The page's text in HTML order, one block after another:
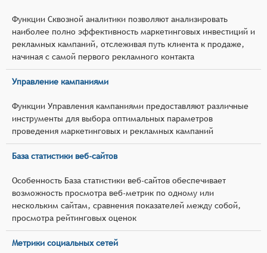
Функции Сквозной аналитики позволяют анализировать
наиболее полно эффективность маркетинговых инвестиций и
рекламных кампаний, отслеживая путь клиента к продаже,
начиная с самой первого рекламного контакта
Управление кампаниями
Функции Управления кампаниями предоставляют различные
инструменты для выбора оптимальных параметров
проведения маркетинговых и рекламных кампаний
База статистики веб-сайтов
Особенность База статистики веб-сайтов обеспечивает
возможность просмотра веб-метрик по одному или
нескольким сайтам, сравнения показателей между собой,
просмотра рейтинговых оценок
Метрики социальных сетей